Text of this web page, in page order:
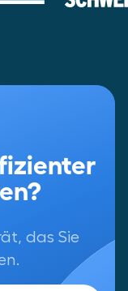
das Sie